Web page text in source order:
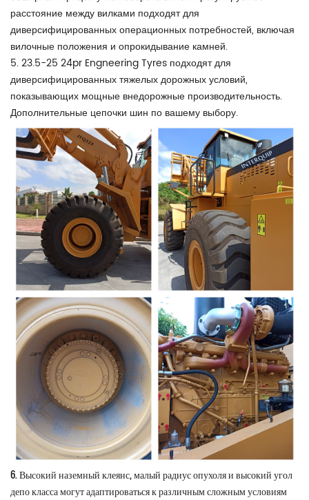
расстояние между вилками подходят для
диверсифицированных операционных потребностей, включая
вилочные положения и опрокидывание камней.
5. 23.5-25 24pr Engneering Tyres подходят для
диверсифицированных тяжелых дорожных условий,
показывающих мощные внедорожные производительность.
Дополнительные цепочки шин по вашему выбору.
6. Высокий наземный клеянс, малый радиус опухоля и высокий угол
депо класса могут адаптироваться к различным сложным условиям